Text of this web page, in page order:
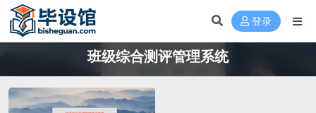
登录
班级综合测评管理系统